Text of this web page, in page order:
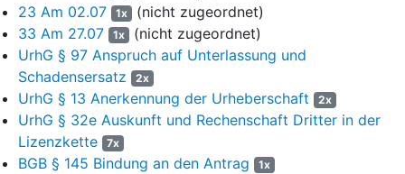
5. Die Kostenentscheidung bleibt dem Schlussurteil vorbehalten.
6. Das Urteil ist gegen Sicherheitsleistung vorläufig vollstreckbar.
Diese wird für die Vollstreckung der Klägerin zu 1) betreffend
Ziffer 1 und 2 des Tenors auf 110 % des jeweils zu
vollstreckenden Betrags und für die Vollstreckung der Klägerin zu
2) betreffend Ziffer 3 des Tenors auf 20.000,00 EUR festgesetzt.
23 Am 02.07
1x (nicht zugeordnet)
33 Am 27.07
1x (nicht zugeordnet)
UrhG § 97 Anspruch auf Unterlassung und
Schadensersatz
2x
UrhG § 13 Anerkennung der Urheberschaft 2x
UrhG § 32e Auskunft und Rechenschaft Dritter in der
Lizenzkette
7x
BGB § 145 Bindung an den Antrag 1x